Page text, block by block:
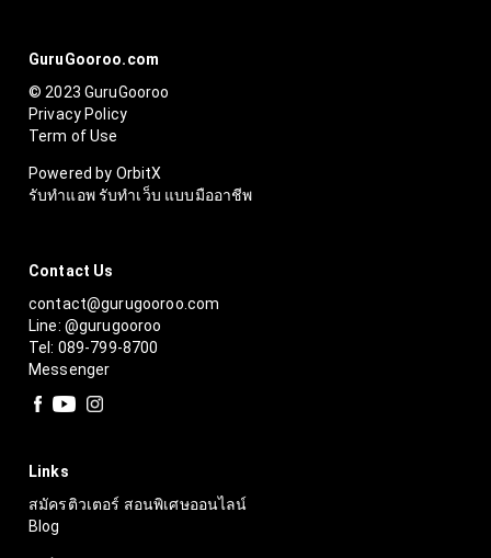
GuruGooroo.com
© 2023 GuruGooroo
Privacy Policy
Term of Use
Powered by OrbitX
รับทำแอพ รับทำเว็บ แบบมืออาชีพ
Contact Us
contact@gurugooroo.com
Line: @gurugooroo
Tel: 089-799-8700
Messenger
Links
สมัครติวเตอร์ สอนพิเศษออนไลน์
Blog